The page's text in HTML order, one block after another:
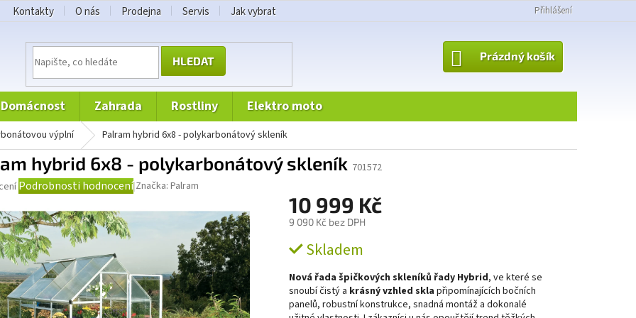
Kontakty O nás Prodejna Servis Jak vybrat Přihlášení
HLEDAT
NÁKUPNÍ
KOŠÍK
Prázdný košík
domácnost zahrada rostliny elektro moto
výplní Palram hybrid 6x8 - polykarbonátový skleník
hybrid 6x8 - polykarbonátový skleník 701572
Podrobnosti hodnocení Značka: Palram
10 999 Kč
9 090 Kč bez DPH
cena:Skladem
Nová řada špičkových skleníků řady Hybrid, ve které se
snoubí čistý a krásný vzhled skla připomínajících bočních
panelů, robustní konstrukce, snadná montáž a dokonalé